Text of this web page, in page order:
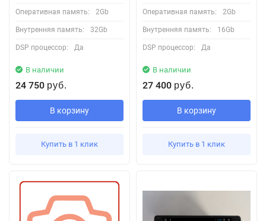
Оперативная память: 2Gb
Внутренняя память: 32Gb
DSP процессор: Да
В наличии
24 750 руб.
В корзину
Купить в 1 клик
Оперативная память: 2Gb
Внутренняя память: 16Gb
DSP процессор: Да
В наличии
27 400 руб.
В корзину
Купить в 1 клик